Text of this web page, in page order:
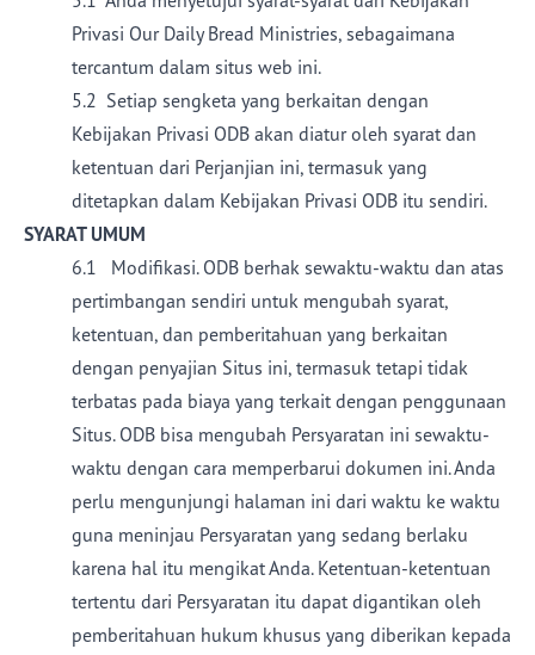
Privasi Our Daily Bread Ministries, sebagaimana
tercantum dalam situs web ini.
5.2 Setiap sengketa yang berkaitan dengan
Kebijakan Privasi ODB akan diatur oleh syarat dan
ketentuan dari Perjanjian ini, termasuk yang
ditetapkan dalam Kebijakan Privasi ODB itu sendiri.
SYARAT UMUM
6.1 Modifikasi. ODB berhak sewaktu-waktu dan atas
pertimbangan sendiri untuk mengubah syarat,
ketentuan, dan pemberitahuan yang berkaitan
dengan penyajian Situs ini, termasuk tetapi tidak
terbatas pada biaya yang terkait dengan penggunaan
Situs. ODB bisa mengubah Persyaratan ini sewaktu-
waktu dengan cara memperbarui dokumen ini. Anda
perlu mengunjungi halaman ini dari waktu ke waktu
guna meninjau Persyaratan yang sedang berlaku
karena hal itu mengikat Anda. Ketentuan-ketentuan
tertentu dari Persyaratan itu dapat digantikan oleh
pemberitahuan hukum khusus yang diberikan kepada